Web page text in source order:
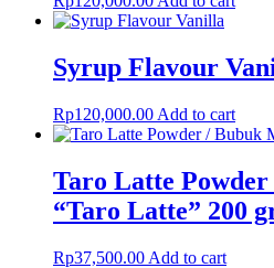
Syrup Flavour
Rp120,000.00 Add to cart
Taro Latte
“Taro Latte” 200
Rp37,500.00 Add to cart